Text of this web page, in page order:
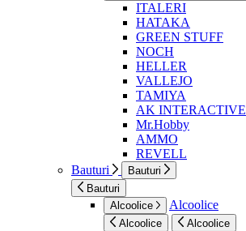
ITALERI
HATAKA
GREEN STUFF
NOCH
HELLER
VALLEJO
TAMIYA
AK INTERACTIVE
Mr.Hobby
AMMO
REVELL
Bauturi
Bauturi
Bauturi
Alcoolice
Alcoolice
Alcoolice Alcoolice